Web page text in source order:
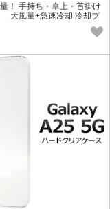
！ 手持ち・卓上・首掛け
大風量+急速冷却 冷却プ